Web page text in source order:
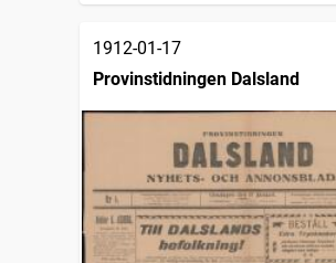
1912-01-17
Provinstidningen Dalsland